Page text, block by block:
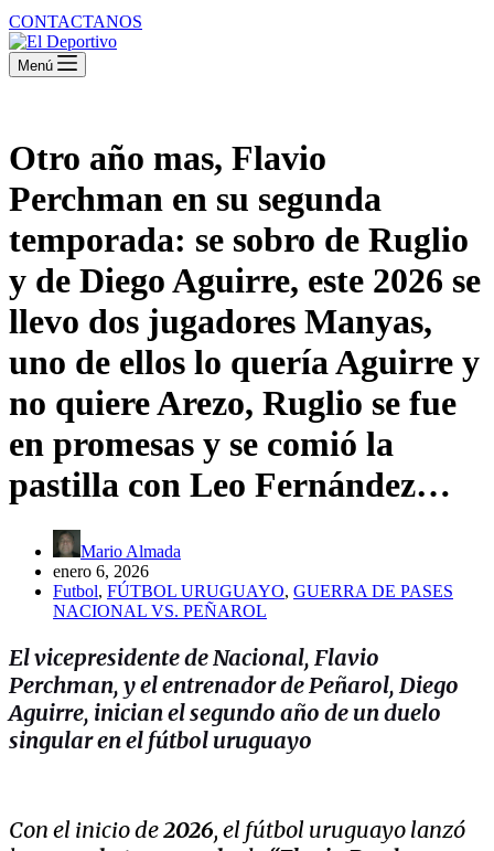
CONTACTANOS
Menú
Otro año mas, Flavio
Perchman en su segunda
temporada: se sobro de Ruglio
y de Diego Aguirre, este 2026 se
llevo dos jugadores Manyas,
uno de ellos lo quería Aguirre y
no quiere Arezo, Ruglio se fue
en promesas y se comió la
pastilla con Leo Fernández…
Mario Almada
enero 6, 2026
Futbol, FÚTBOL URUGUAYO, GUERRA DE PASES
NACIONAL VS. PEÑAROL
El vicepresidente de Nacional, Flavio
Perchman, y el entrenador de Peñarol, Diego
Aguirre, inician el segundo año de un duelo
singular en el fútbol uruguayo
Con el inicio de2026, el fútbol uruguayo lanzó